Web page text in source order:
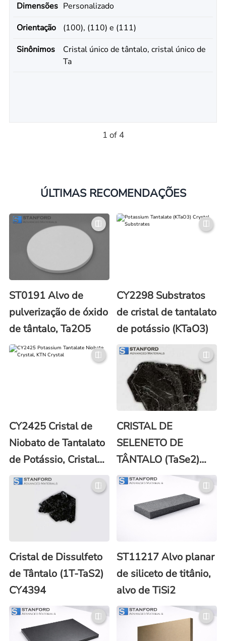
Dimensões Personalizado
Orientação
(100), (110) e (111)
Sinônimos
Cristal único de tântalo, cristal único de
Ta
1 of 4
ÚLTIMAS RECOMENDAÇÕES
ST0191 Alvo de
pulverização de óxido
de tântalo, Ta2O5
CY2298 Substratos
de cristal de tantalato
de potássio (KTaO3)
CY2425 Cristal de
Niobato de Tantalato
de Potássio, Cristal
KTN
CRISTAL DE
SELENETO DE
TÂNTALO (TaSe2)
CY3823
Cristal de Dissulfeto
de Tântalo (1T-TaS2)
CY4394
ST11217 Alvo planar
de siliceto de titânio,
alvo de TiSi2